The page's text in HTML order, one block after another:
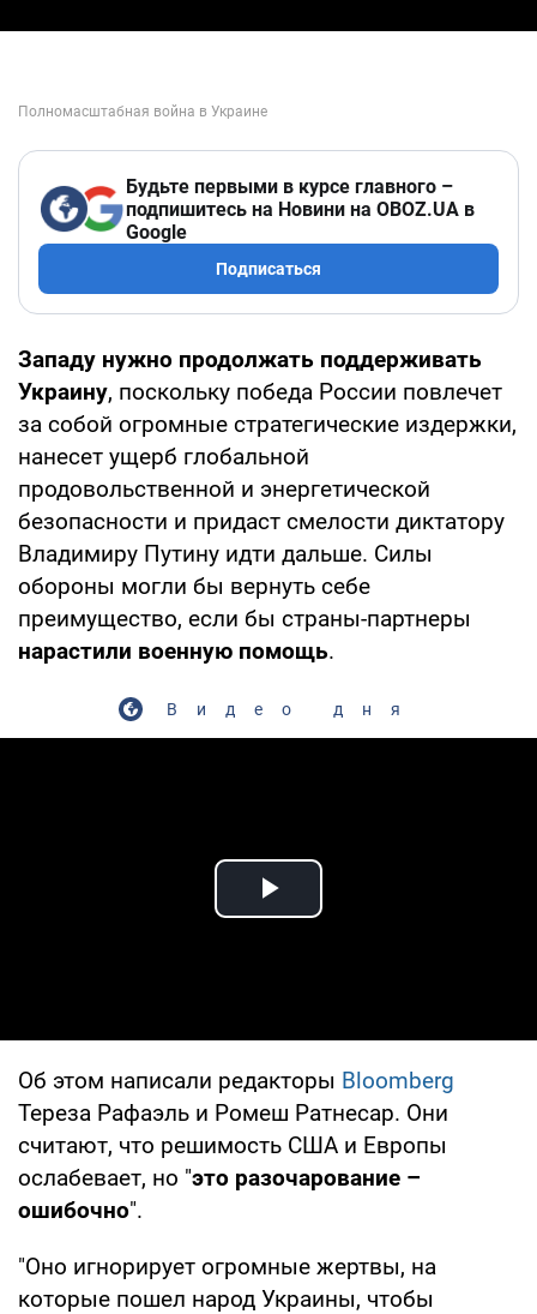
Будьте первыми в курсе главного –
подпишитесь на Новини на OBOZ.UA в
Google
Подписаться
Западу нужно продолжать поддерживать
Украину, поскольку победа России повлечет
за собой огромные стратегические издержки,
нанесет ущерб глобальной
продовольственной и энергетической
безопасности и придаст смелости диктатору
Владимиру Путину идти дальше. Силы
обороны могли бы вернуть себе
преимущество, если бы страны-партнеры
нарастили военную помощь.
Видео дня
Play Video
Об этом написали редакторы Bloomberg
Тереза ​​Рафаэль и Ромеш Ратнесар. Они
считают, что решимость США и Европы
ослабевает, но "это разочарование –
ошибочно".
"Оно игнорирует огромные жертвы, на
которые пошел народ Украины, чтобы